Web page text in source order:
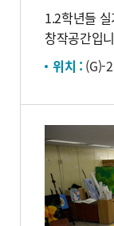
1.2학년들
창작공간입
위치 : (G)-